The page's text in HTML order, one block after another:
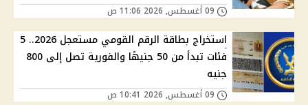
استخراج بطاقة الرقم القومي مستعجل 2026.. 5
فئات تبدأ من 50 جنيهًا والفورية تصل إلى 800
جنيه